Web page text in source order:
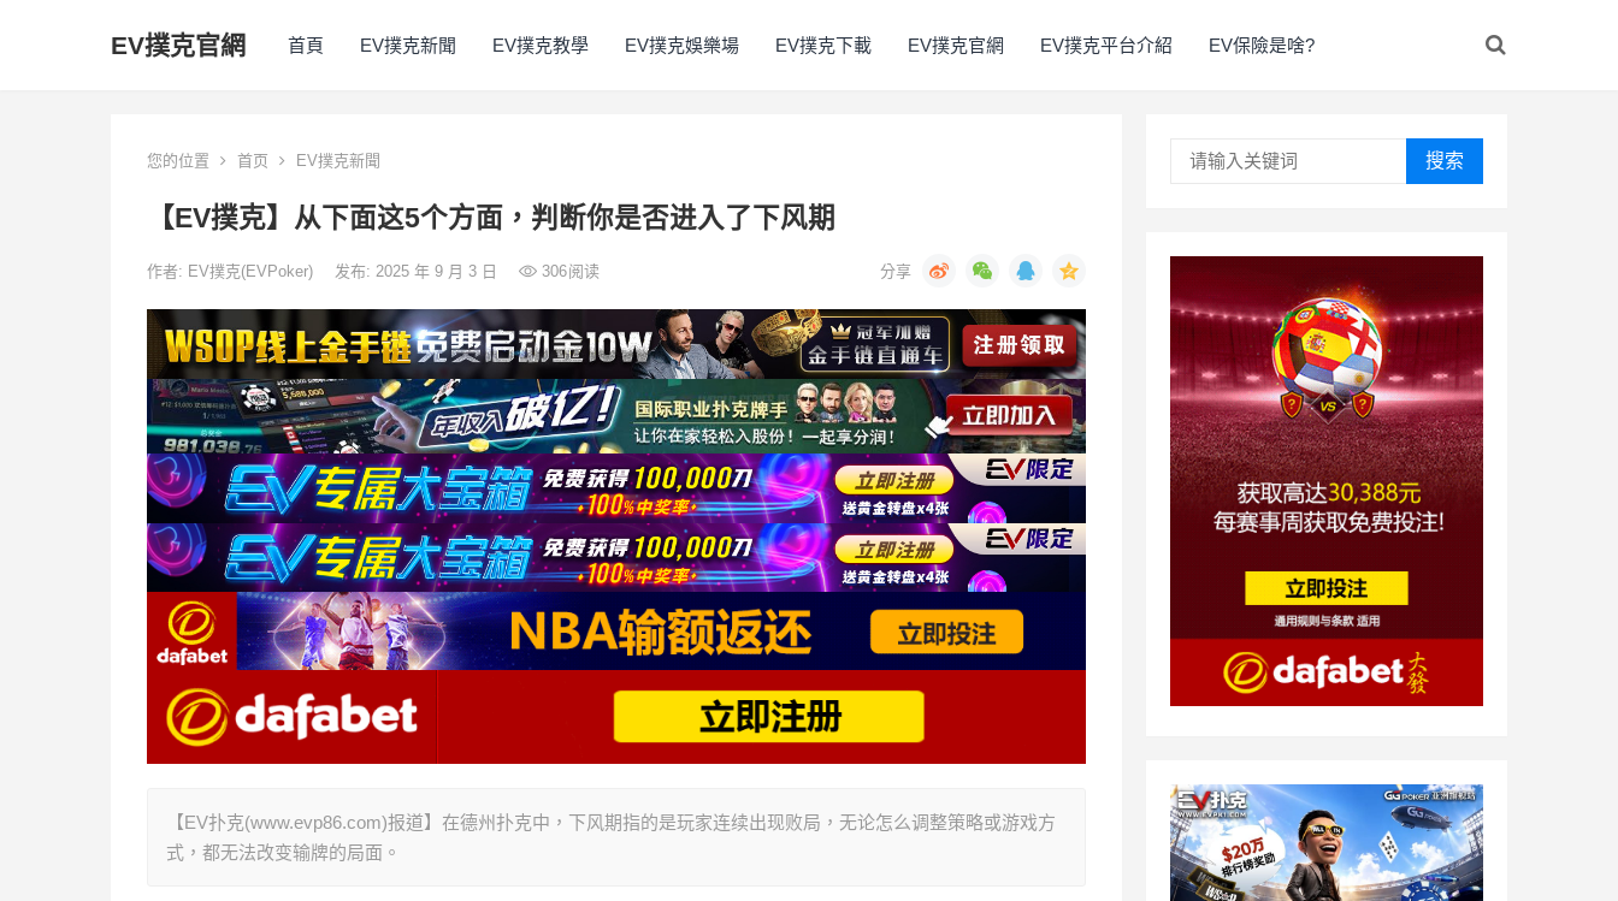
EV撲克官網 首頁 EV撲克新聞 EV撲克教學 EV撲克娛樂場 EV撲克下載 EV撲克官網 EV撲克平台介紹 EV保險是啥?
您的位置 首页 EV撲克新聞
【EV撲克】从下面这5个方面，判断你是否进入了下风期
作者: EV撲克(EVPoker) 发布: 2025 年 9 月 3 日 306阅读
【EV扑克(www.evp86.com)报道】在德州扑克中，下风期指的是玩家连续出现败局，无论怎么调整策略或游戏方
式，都无法改变输牌的局面。
搜索